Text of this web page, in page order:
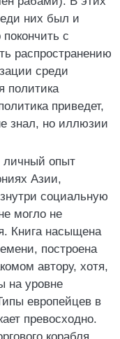
них был и
с
распространению
среди
политика
приведет,
знал, но иллюзии
опыт
Азии,
социальную
могло не
Книга насыщена
построена
автору, хотя,
на уровне
европейцев в
превосходно.